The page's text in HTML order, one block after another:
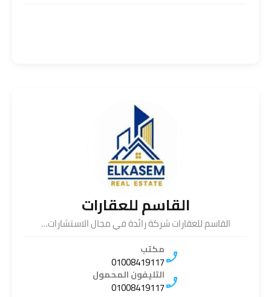
القاسم للعقارات
القاسم للعقارات شركة رائدة في مجال الاستشارات…
مكتب
01008419117
التليفون المحمول
01008419117